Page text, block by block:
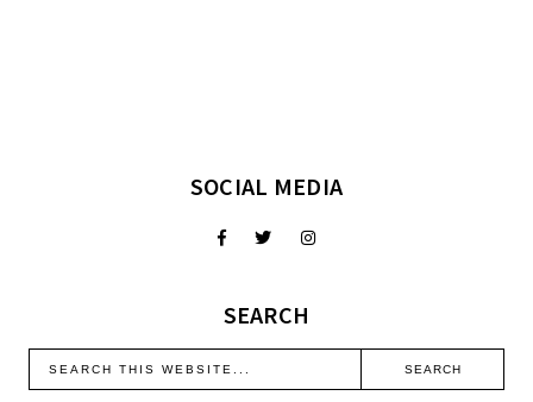
SOCIAL MEDIA
SEARCH